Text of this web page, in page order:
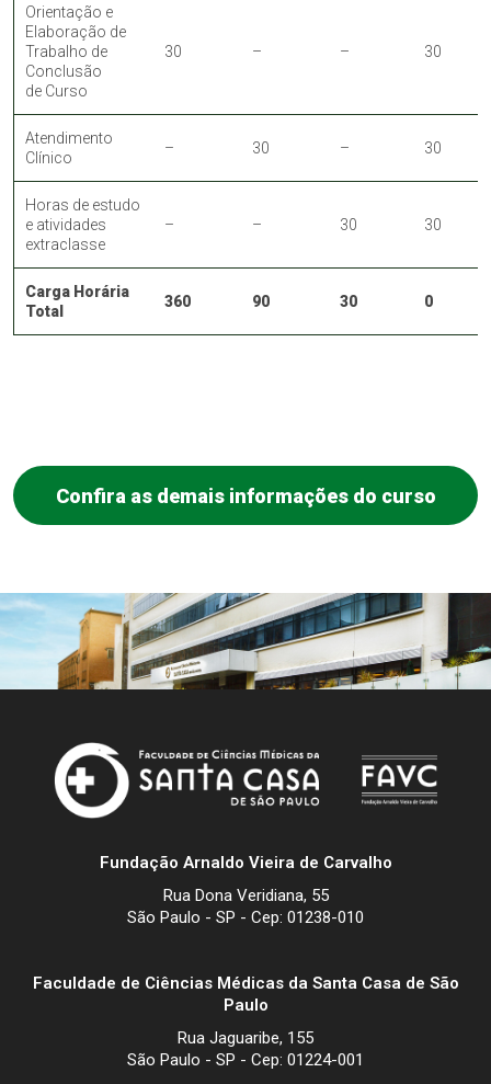
Orientação e
Elaboração de
Trabalho de
Conclusão
de Curso
30 – – 30
Atendimento
Clínico
– 30 – 30
Horas de estudo
e atividades
extraclasse
– – 30 30
Carga Horária
Total
360 90 30 0
Confira as demais informações do curso
Fundação Arnaldo Vieira de Carvalho
Rua Dona Veridiana, 55
São Paulo - SP - Cep: 01238-010
Faculdade de Ciências Médicas da Santa Casa de São
Paulo
Rua Jaguaribe, 155
São Paulo - SP - Cep: 01224-001